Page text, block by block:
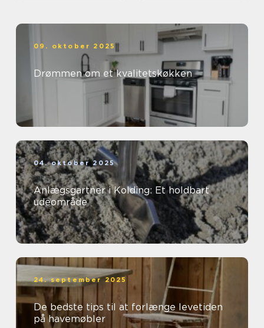
09. oktober 2025
Drømmen om et kvalitetskøkken
04. oktober 2025
Anlægsgartner i Kolding: Et holdbart
udeområde
24. september 2025
De bedste tips til at forlænge levetiden
på havemøbler